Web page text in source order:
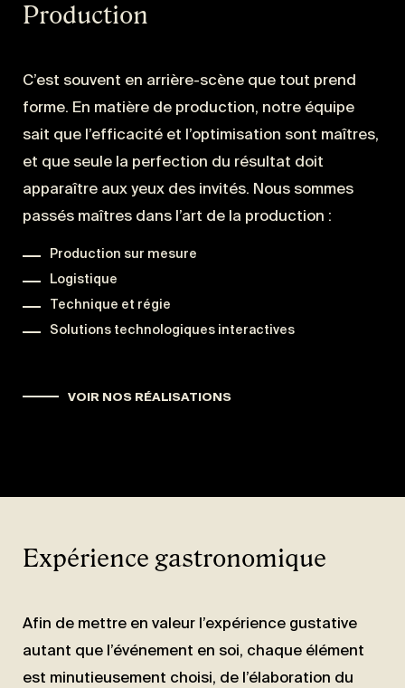
Production
C’est souvent en arrière-scène que tout prend
forme. En matière de production, notre équipe
sait que l’efficacité et l’optimisation sont maîtres,
et que seule la perfection du résultat doit
apparaître aux yeux des invités. Nous sommes
passés maîtres dans l’art de la production :
Production sur mesure
Logistique
Technique et régie
Solutions technologiques interactives
VOIR NOS RÉALISATIONS
Expérience gastronomique
Afin de mettre en valeur l’expérience gustative
autant que l’événement en soi, chaque élément
est minutieusement choisi, de l’élaboration du